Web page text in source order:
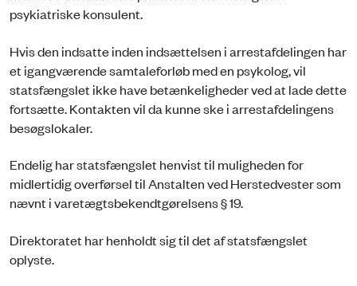
psykiatriske konsulent.
Hvis den indsatte inden indsættelsen i arrestafdelingen har
et igangværende samtaleforløb med en psykolog, vil
statsfængslet ikke have betænkeligheder ved at lade dette
fortsætte. Kontakten vil da kunne ske i arrestafdelingens
besøgslokaler.
Endelig har statsfængslet henvist til muligheden for
midlertidig overførsel til Anstalten ved Herstedvester som
nævnt i varetægtsbekendtgørelsens § 19.
Direktoratet har henholdt sig til det af statsfængslet
oplyste.